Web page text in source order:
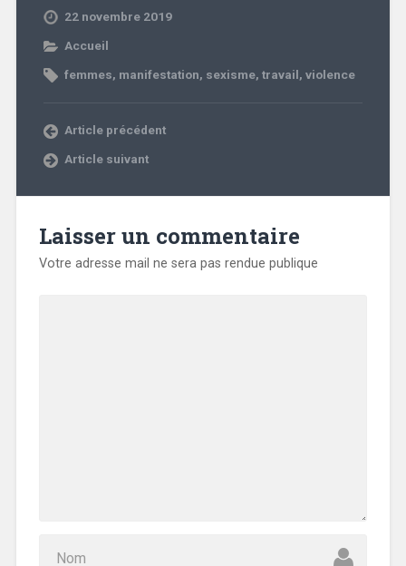
22 novembre 2019
Accueil
femmes, manifestation, sexisme, travail, violence
Article précédent
Article suivant
Laisser un commentaire
Votre adresse mail ne sera pas rendue publique